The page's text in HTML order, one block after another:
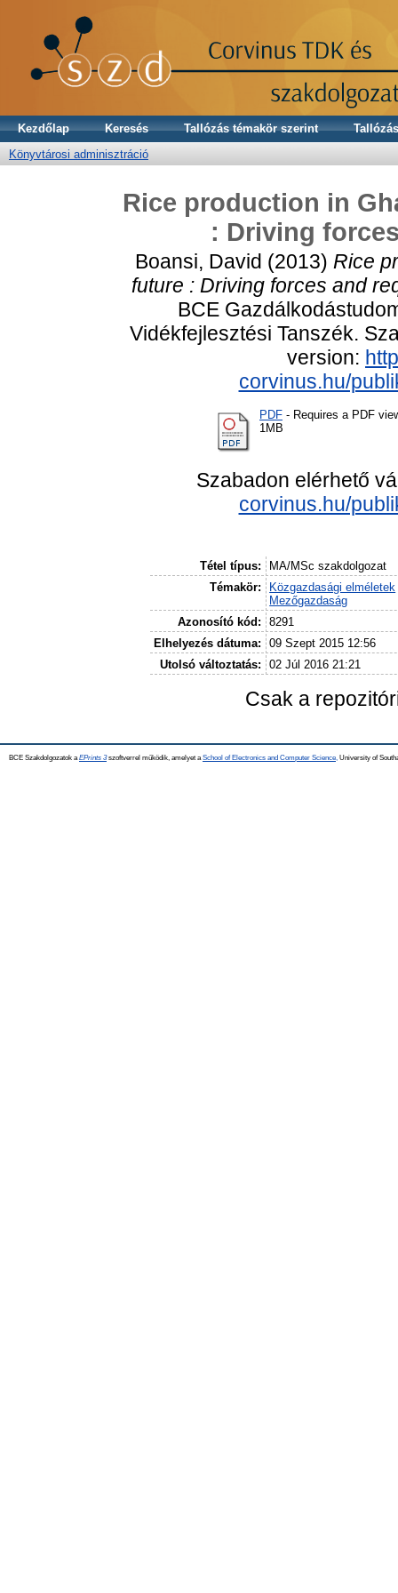
Kezdőlap Keresés Tallózás témakör szerint
Könyvtárosi adminisztráció
Rice production in
: Driving
Boansi, David (2013) Rice
future : Driving forces and
BCE
Vidékfejlesztési Tanszék.
version:
corvinus.hu/
PDF - Requires a PDF
1MB
Szabadon elérhető
corvinus.hu/
Tétel típus:
MA/MSc szakdolgozat
Témakör:
Közgazdasági elméletek
Mezőgazdaság
Azonosító kód:
8291
Elhelyezés dátuma:
09 Szept 2015 12:56
Utolsó változtatás:
02 Júl 2016 21:21
Csak a
BCE Szakdolgozatok a EPrints 3szoftverrel működik, amelyet a School of Electronics and Computer Science, University of